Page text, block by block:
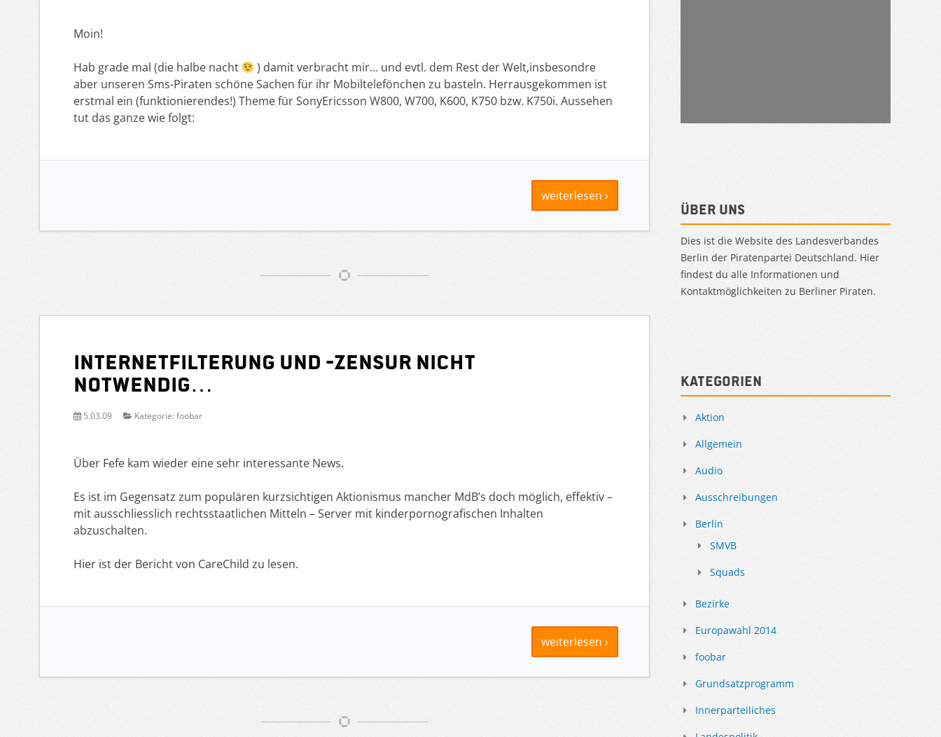
Moin!
Hab grade mal (die halbe nacht
) damit verbracht mir… und evtl. dem Rest der Welt,insbesondre
aber unseren Sms-Piraten schöne Sachen für ihr Mobiltelefönchen zu basteln. Herrausgekommen ist
erstmal ein (funktionierendes!) Theme für SonyEricsson W800, W700, K600, K750 bzw. K750i. Aussehen
tut das ganze wie folgt:
weiterlesen ›
Internetfilterung und -zensur nicht
notwendig…
5.03.09 Kategorie: foobar
Über Fefe kam wieder eine sehr interessante News.
Es ist im Gegensatz zum populären kurzsichtigen Aktionismus mancher MdB’s doch möglich, effektiv –
mit ausschliesslich rechtsstaatlichen Mitteln – Server mit kinderpornografischen Inhalten
abzuschalten.
Hier ist der Bericht von CareChild zu lesen.
weiterlesen ›
Über uns
Dies ist die Website des Landesverbandes
Berlin der Piratenpartei Deutschland. Hier
findest du alle Informationen und
Kontaktmöglichkeiten zu Berliner Piraten.
Kategorien
Aktion
Allgemein
Audio
Ausschreibungen
Berlin
SMVB
Squads
Bezirke
Europawahl 2014
foobar
Grundsatzprogramm
Innerparteiliches